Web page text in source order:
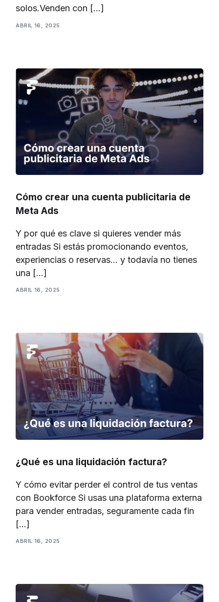
solos.Venden con […]
ABRIL 16, 2025
Cómo crear una cuenta publicitaria de
Meta Ads
Y por qué es clave si quieres vender más
entradas Si estás promocionando eventos,
experiencias o reservas… y todavía no tienes
una […]
ABRIL 16, 2025
¿Qué es una liquidación factura?
Y cómo evitar perder el control de tus ventas
con Bookforce Si usas una plataforma externa
para vender entradas, seguramente cada fin
[…]
ABRIL 16, 2025